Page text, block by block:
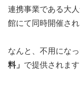
連携事業である大
館にて同時開催され
なんと、不用にな
料」 で提供されま